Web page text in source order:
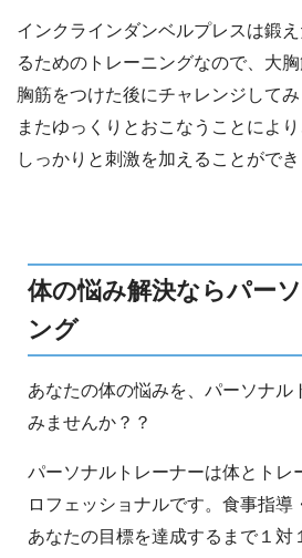
インクラインダンベルプレスは鍛
るためのトレーニングなので、大
胸筋をつけた後にチャレンジしてみ
またゆっくりとおこなうことによ
しっかりと刺激を加えることができ
体の悩み解決ならパー
ング
あなたの体の悩みを、パーソナル
みませんか？？
パーソナルトレーナーは体とトレ
ロフェッショナルです。食事指導
あなたの目標を達成するまで１対